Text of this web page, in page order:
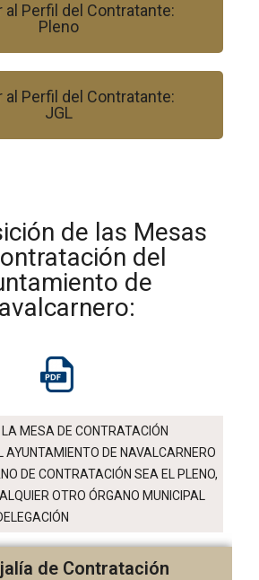
al Perfil del Contratante:
Pleno
al Perfil del Contratante:
JGL
de las Mesas
del
de
MESA DE CONTRATACIÓN
AYUNTAMIENTO DE NAVALCARNERO
DE CONTRATACIÓN SEA EL PLENO,
OTRO ÓRGANO MUNICIPAL
de Contratación